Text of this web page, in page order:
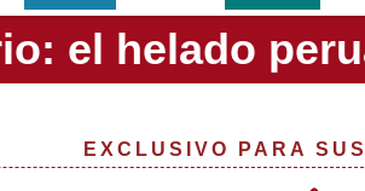
EXCLUSIVO PARA